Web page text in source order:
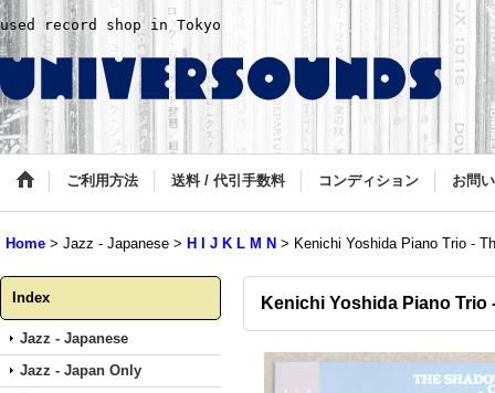
used record shop in Tokyo
ご利用方法 送料 / 代引手数料 コンディション お問
Home > Jazz - Japanese > H I J K L M N > Kenichi Yoshida Piano Trio -
Index
Jazz - Japanese
Jazz - Japan Only
Kenichi Yoshida Piano Trio